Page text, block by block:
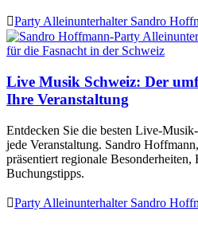
Party Alleinunterhalter Sandro
Live Musik Schweiz: Der
Ihre Veranstaltung
Entdecken Sie die besten Live-
jede Veranstaltung. Sandro
präsentiert regionale
Buchungstipps.
Party Alleinunterhalter Sandro